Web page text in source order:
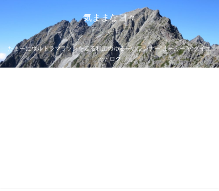
気ままな日々
たまーにウルトラマラソンを走る程度のゆるーいランナー”まーぶー”のダイエ
ットログ